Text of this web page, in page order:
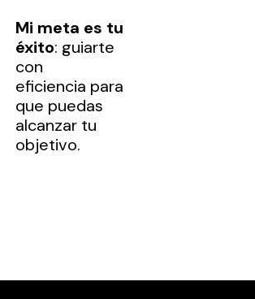
Mi meta es tu
éxito: guiarte
con
eficiencia para
que puedas
alcanzar tu
objetivo.